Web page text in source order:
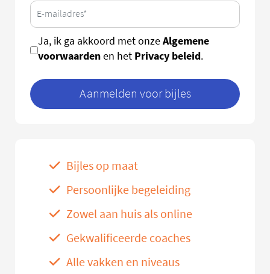
Ja, ik ga akkoord met onzeAlgemene
voorwaardenen het Privacy beleid.
Aanmelden voor bijles
Bijles op maat
Persoonlijke begeleiding
Zowel aan huis als online
Gekwalificeerde coaches
Alle vakken en niveaus